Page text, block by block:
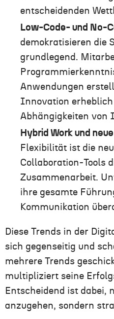
entscheidenden
Low-Code- und No-
demokratisieren die
grundlegend.
Anwendungen
Innovation
Abhängigkeiten von
Hybrid Work und
Flexibilität ist die
Collaboration-Tools
Zusammenarbeit.
ihre gesamte
Kommunikation
Diese Trends in der
sich gegenseitig und
mehrere Trends
multipliziert seine
Entscheidend ist dabei,
anzugehen, sondern